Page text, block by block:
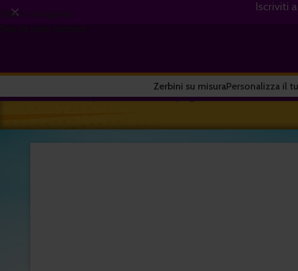
Skip to navigation
Iscriviti
Zerbini su misuraPersonalizza il
Home/Prodotto personalizzato/Camping/Zerbino Personalizzato